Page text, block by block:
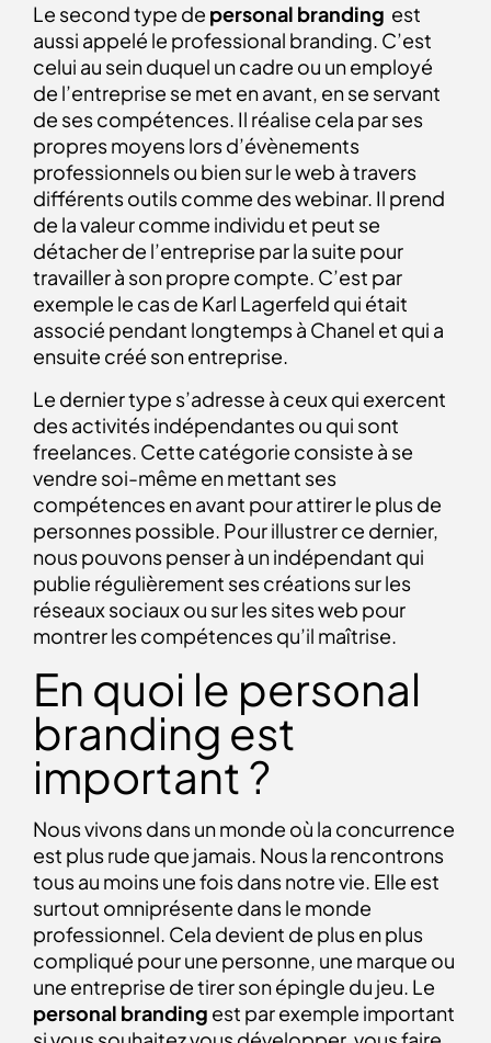
Le second type de personal branding est
aussi appelé le professional branding. C’est
celui au sein duquel un cadre ou un employé
de l’entreprise se met en avant, en se servant
de ses compétences. Il réalise cela par ses
propres moyens lors d’évènements
professionnels ou bien sur le web à travers
différents outils comme des webinar. Il prend
de la valeur comme individu et peut se
détacher de l’entreprise par la suite pour
travailler à son propre compte. C’est par
exemple le cas de Karl Lagerfeld qui était
associé pendant longtemps à Chanel et qui a
ensuite créé son entreprise.
Le dernier type s’adresse à ceux qui exercent
des activités indépendantes ou qui sont
freelances. Cette catégorie consiste à se
vendre soi-même en mettant ses
compétences en avant pour attirer le plus de
personnes possible. Pour illustrer ce dernier,
nous pouvons penser à un indépendant qui
publie régulièrement ses créations sur les
réseaux sociaux ou sur les sites web pour
montrer les compétences qu’il maîtrise.
En quoi le personal
branding est
important ?
Nous vivons dans un monde où la concurrence
est plus rude que jamais. Nous la rencontrons
tous au moins une fois dans notre vie. Elle est
surtout omniprésente dans le monde
professionnel. Cela devient de plus en plus
compliqué pour une personne, une marque ou
une entreprise de tirer son épingle du jeu. Le
personal branding est par exemple important